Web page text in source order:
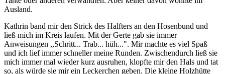
Ausland.
Kathrin band mir den Strick des Halfters an den Hosenbund und
ließ mich im Kreis laufen. Mit der Gerte gab sie immer
Anweisungen ,,Schritt... Trab... hüh...". Mir machte es viel Spaß
und ich lief immer schneller meine Runden. Zwischendurch ließ sie
mich immer mal wieder kurz ausruhen, klopfte mir den Hals und tat
so, als würde sie mir ein Leckerchen geben. Die kleine Holzhütte